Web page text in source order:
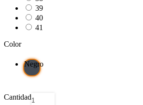
39
40
41
Color
Negro
Cantidad